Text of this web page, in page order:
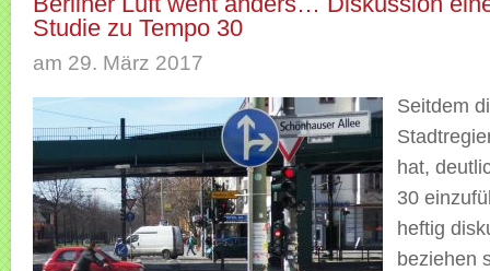
Studie zu Tempo 30
am 29. März 2017
Seitdem
hat,
30
heftig
beziehen